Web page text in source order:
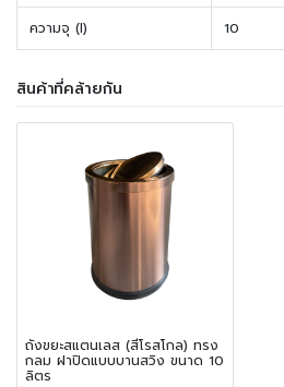
ความจุ (l) 10
สินค้าที่คล้ายกัน
ถังขยะสแตนเลส (สีโรสโกล) ทรง
กลม ฝาปิดแบบบานสวิง ขนาด 10
ลิตร